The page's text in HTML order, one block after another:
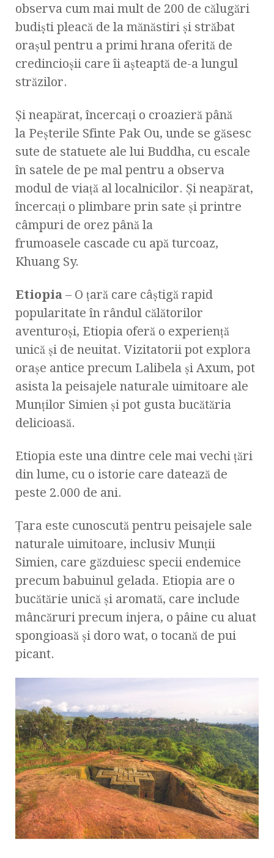
observa cum mai mult de 200 de călugări
budiști pleacă de la mănăstiri și străbat
orașul pentru a primi hrana oferită de
credincioșii care îi așteaptă de-a lungul
străzilor.
Și neapărat, încercați o croazieră până
la Peșterile Sfinte Pak Ou, unde se găsesc
sute de statuete ale lui Buddha, cu escale
în satele de pe mal pentru a observa
modul de viață al localnicilor. Și neapărat,
încercați o plimbare prin sate și printre
câmpuri de orez până la
frumoasele cascade cu apă turcoaz,
Khuang Sy.
Etiopia – O țară care câștigă rapid
popularitate în rândul călătorilor
aventuroși, Etiopia oferă o experiență
unică și de neuitat. Vizitatorii pot explora
orașe antice precum Lalibela și Axum, pot
asista la peisajele naturale uimitoare ale
Munților Simien și pot gusta bucătăria
delicioasă.
Etiopia este una dintre cele mai vechi țări
din lume, cu o istorie care datează de
peste 2.000 de ani.
Țara este cunoscută pentru peisajele sale
naturale uimitoare, inclusiv Munții
Simien, care găzduiesc specii endemice
precum babuinul gelada. Etiopia are o
bucătărie unică și aromată, care include
mâncăruri precum injera, o pâine cu aluat
spongioasă și doro wat, o tocană de pui
picant.